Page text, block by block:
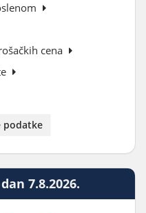
cena
podatke
7.8.2026.